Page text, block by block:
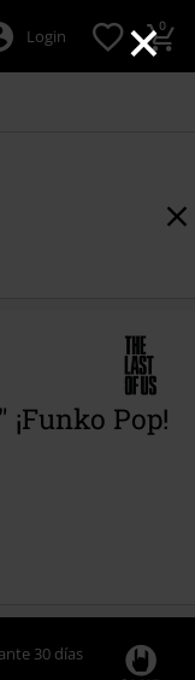
×
Login 0
Pop!
30 días